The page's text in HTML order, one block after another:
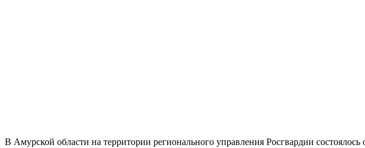
В Амурской области на территории регионального управления Росгвардии